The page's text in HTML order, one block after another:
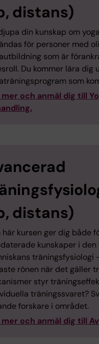
distans)
din kunskap om
för personer med
som är
Du kommer lära
som
mer och anmäl dig till
distans)
här kursen ger dig både
kunskaper i den
träningsfysiologi
rönen när det gäller
styr
träningssvaret?
forskare i området.
mer och anmäl dig till